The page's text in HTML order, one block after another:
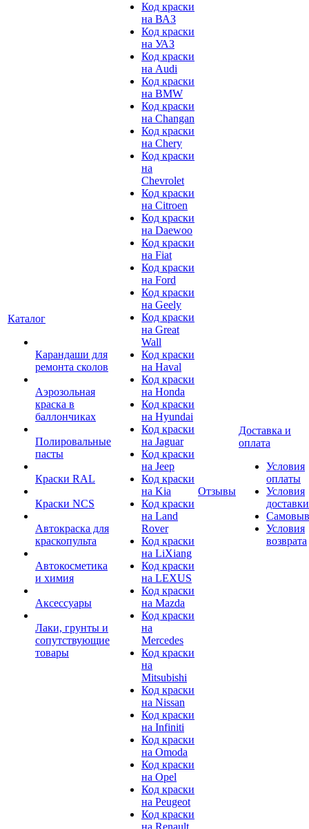
Каталог
Карандаши для
ремонта сколов
Аэрозольная
краска в
баллончиках
Полировальные
пасты
Краски RAL
Краски NCS
Автокраска для
краскопульта
Автокосметика
и химия
Аксессуары
Лаки, грунты и
сопутствующие
товары
Код краски
на ВАЗ
Код краски
на УАЗ
Код краски
на Audi
Код краски
на BMW
Код краски
на Changan
Код краски
на Chery
Код краски
на
Chevrolet
Код краски
на Citroen
Код краски
на Daewoo
Код краски
на Fiat
Код краски
на Ford
Код краски
на Geely
Код краски
на Great
Wall
Код краски
на Haval
Код краски
на Honda
Код краски
на Hyundai
Код краски
на Jaguar
Код краски
на Jeep
Код краски
на Kia
Код краски
на Land
Rover
Код краски
на LiXiang
Код краски
на LEXUS
Код краски
на Mazda
Код краски
на
Mercedes
Код краски
на
Mitsubishi
Код краски
на Nissan
Код краски
на Infiniti
Код краски
на Omoda
Код краски
на Opel
Код краски
на Peugeot
Код краски
на Renault
Отзывы
Доставка и
оплата
Условия
оплаты
Условия
доставки
Условия
возврата